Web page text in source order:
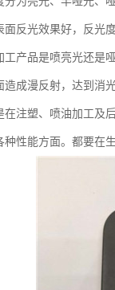
面反光效果好，反光
工产品是喷亮光还是
成漫反射，达到消光
在注塑、喷油加工及
种性能方面。都要在